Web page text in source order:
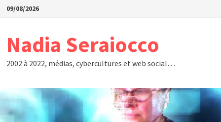
Passer
09/08/2026
Nadia Seraiocco
2002 à 2022, médias, cybercultures et web social…